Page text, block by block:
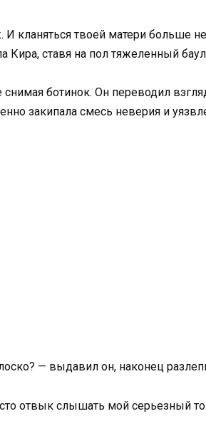
И кланяться твоей матери больше
Кира, ставя на пол тяжеленный
ботинок. Он переводил
закипала смесь неверия и
— выдавил он, наконец
отвык слышать мой серьезный